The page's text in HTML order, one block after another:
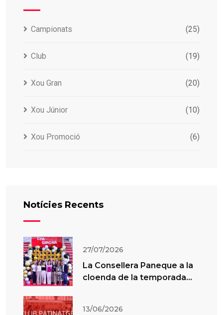
Campionats (25)
Club (19)
Xou Gran (20)
Xou Júnior (10)
Xou Promoció (6)
Notícies Recents
27/07/2026
La Consellera Paneque a la
cloenda de la temporada
13/06/2026